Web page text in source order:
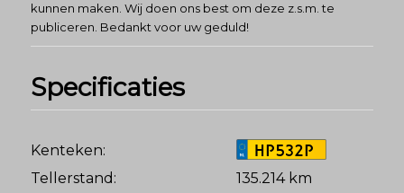
kunnen maken. Wij doen ons best om deze z.s.m. te
publiceren. Bedankt voor uw geduld!
Specificaties
Kenteken: HP532P
Tellerstand:
135.214 km